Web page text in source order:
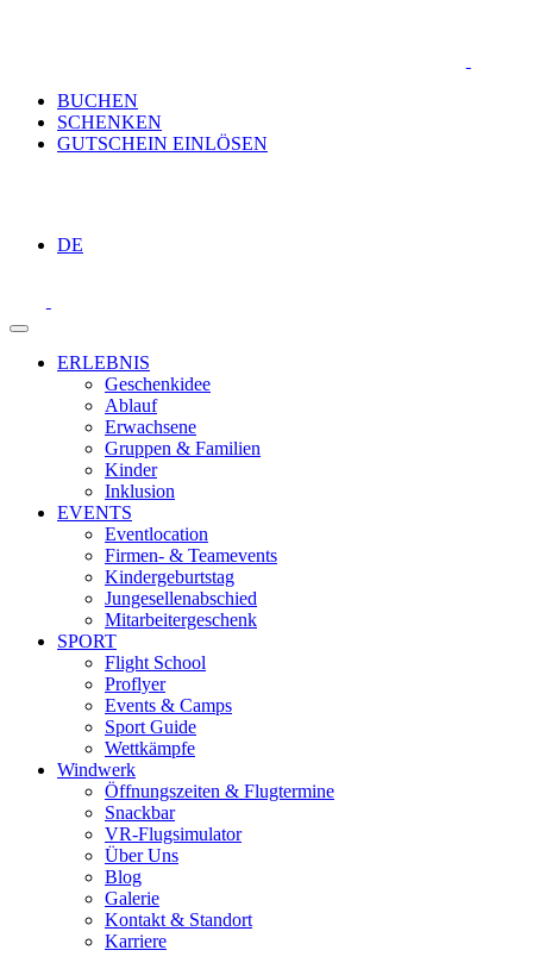
BUCHEN
SCHENKEN
GUTSCHEIN EINLÖSEN
DE
ERLEBNIS
Geschenkidee
Ablauf
Erwachsene
Gruppen & Familien
Kinder
Inklusion
EVENTS
Eventlocation
Firmen- & Teamevents
Kindergeburtstag
Jungesellenabschied
Mitarbeitergeschenk
SPORT
Flight School
Proflyer
Events & Camps
Sport Guide
Wettkämpfe
Windwerk
Öffnungszeiten & Flugtermine
Snackbar
VR-Flugsimulator
Über Uns
Blog
Galerie
Kontakt & Standort
Karriere